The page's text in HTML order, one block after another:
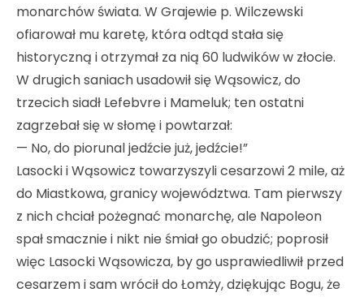
monarchów świata. W Grajewie p. Wilczewski
ofiarował mu karetę, która odtąd stała się
historyczną i otrzymał za nią 60 ludwików w złocie.
W drugich saniach usadowił się Wąsowicz, do
trzecich siadł Lefebvre i Mameluk; ten ostatni
zagrzebał się w słomę i powtarzał:
— No, do piorunal jedźcie już, jedźcie!”
Lasocki i Wąsowicz towarzyszyli cesarzowi 2 mile, aż
do Miastkowa, granicy województwa. Tam pierwszy
z nich chciał pożegnać monarchę, ale Napoleon
spał smacznie i nikt nie śmiał go obudzić; poprosił
więc Lasocki Wąsowicza, by go usprawiedliwił przed
cesarzem i sam wrócił do Łomży, dziękując Bogu, że